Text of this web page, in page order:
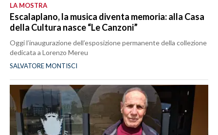
LA MOSTRA
Escalaplano, la musica diventa memoria: alla Casa
della Cultura nasce “Le Canzoni”
Oggi l’inaugurazione dell’esposizione permanente della collezione
dedicata a Lorenzo Mereu
SALVATORE MONTISCI